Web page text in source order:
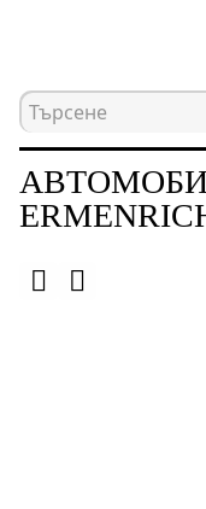
Начална страница